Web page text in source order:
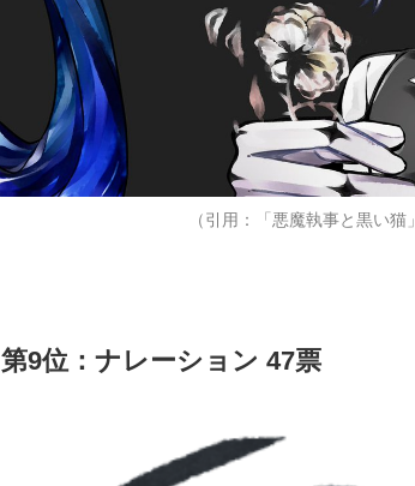
（引用：「悪魔執事と黒い猫」
第9位：ナレーション 47票